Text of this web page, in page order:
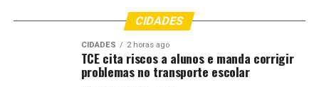
Brasil tem que investir em rastreabilidade para acessar
mercado da UE, afirma conselheiro
Queda de commodities e comunicado do Copom limitam
reação do Ibovespa
CIDADES
CIDADES 2 horas ago
TCE cita riscos a alunos e manda corrigir
problemas no transporte escolar